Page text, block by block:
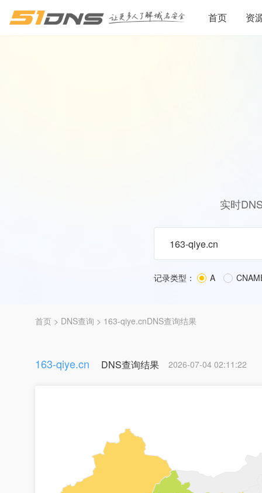
首页 资
实时
记录类型： A
首页 > DNS查询 > 163-qiye.cnDNS查询结果
163-qiye.cn DNS查询结果 2026-07-04 02:11:22